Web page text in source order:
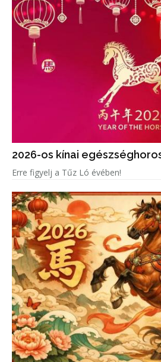
2026-os kínai
Erre figyelj a Tűz Ló évében!